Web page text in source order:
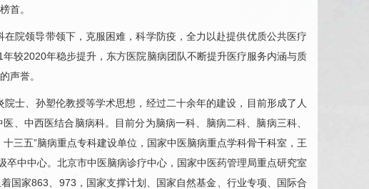
首。
在院领导带领下，克服困难，科学防疫，全力以赴提供优质公共医疗
较2020年稳步提升，东方医院 脑病团队不断提升医疗服务内涵与质
声誉。
士、孙塑伦教授等学术思想，经过二十余年的建设，目前形成了人
、中西医结合 脑病科。目前分为脑病一科 脑病二科 脑病三科
三五”脑病重点专科建设单位，国家中医脑病重点学科骨干科室，王
卒中中心。北京市中医脑病诊疗中心，国家中医药管理局重点研究室
国家863、973，国家支撑计划、国家自然基金、行业专项、国际合